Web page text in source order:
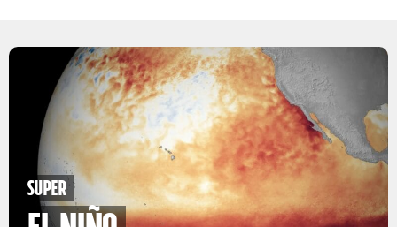
Super